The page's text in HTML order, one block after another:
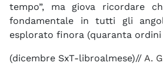
tempo”, ma giova ricordare
fondamentale in tutti gli
esplorato finora (quaranta ordini
(dicembre SxT-libroalmese)// A.